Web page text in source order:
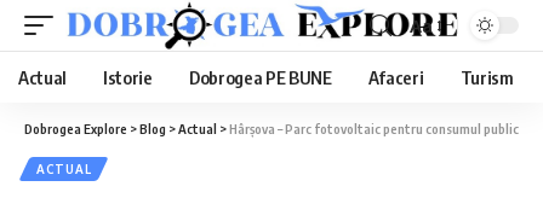
Aa
Actual Istorie Dobrogea PE BUNE Afaceri Turism
Dobrogea Explore >Blog >Actual >Hârșova – Parc fotovoltaic pentru consumul public
ACTUAL